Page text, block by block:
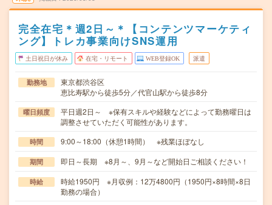
完全在宅＊週2日～＊【コンテンツマーケティ
ング】トレカ事業向けSNS運用
土日祝日が休み 在宅・リモート WEB登録OK 派遣
勤務地
東京都渋谷区
恵比寿駅から徒歩5分／代官山駅から徒歩8分
曜日頻度
平日週2日～ ※保有スキルや経験などによって勤務曜日は
調整させていただく可能性があります。
時間 9:00～18:00（休憩1時間） ※残業ほぼなし
期間 即日～長期 ※8月～、9月～など開始日ご相談ください！
時給
時給1950円 ※月収例：12万4800円（1950円×8時間×8日
勤務の場合）